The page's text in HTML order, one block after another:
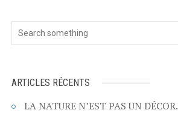
ARTICLES RÉCENTS
LA NATURE N’EST PAS UN DÉCOR.